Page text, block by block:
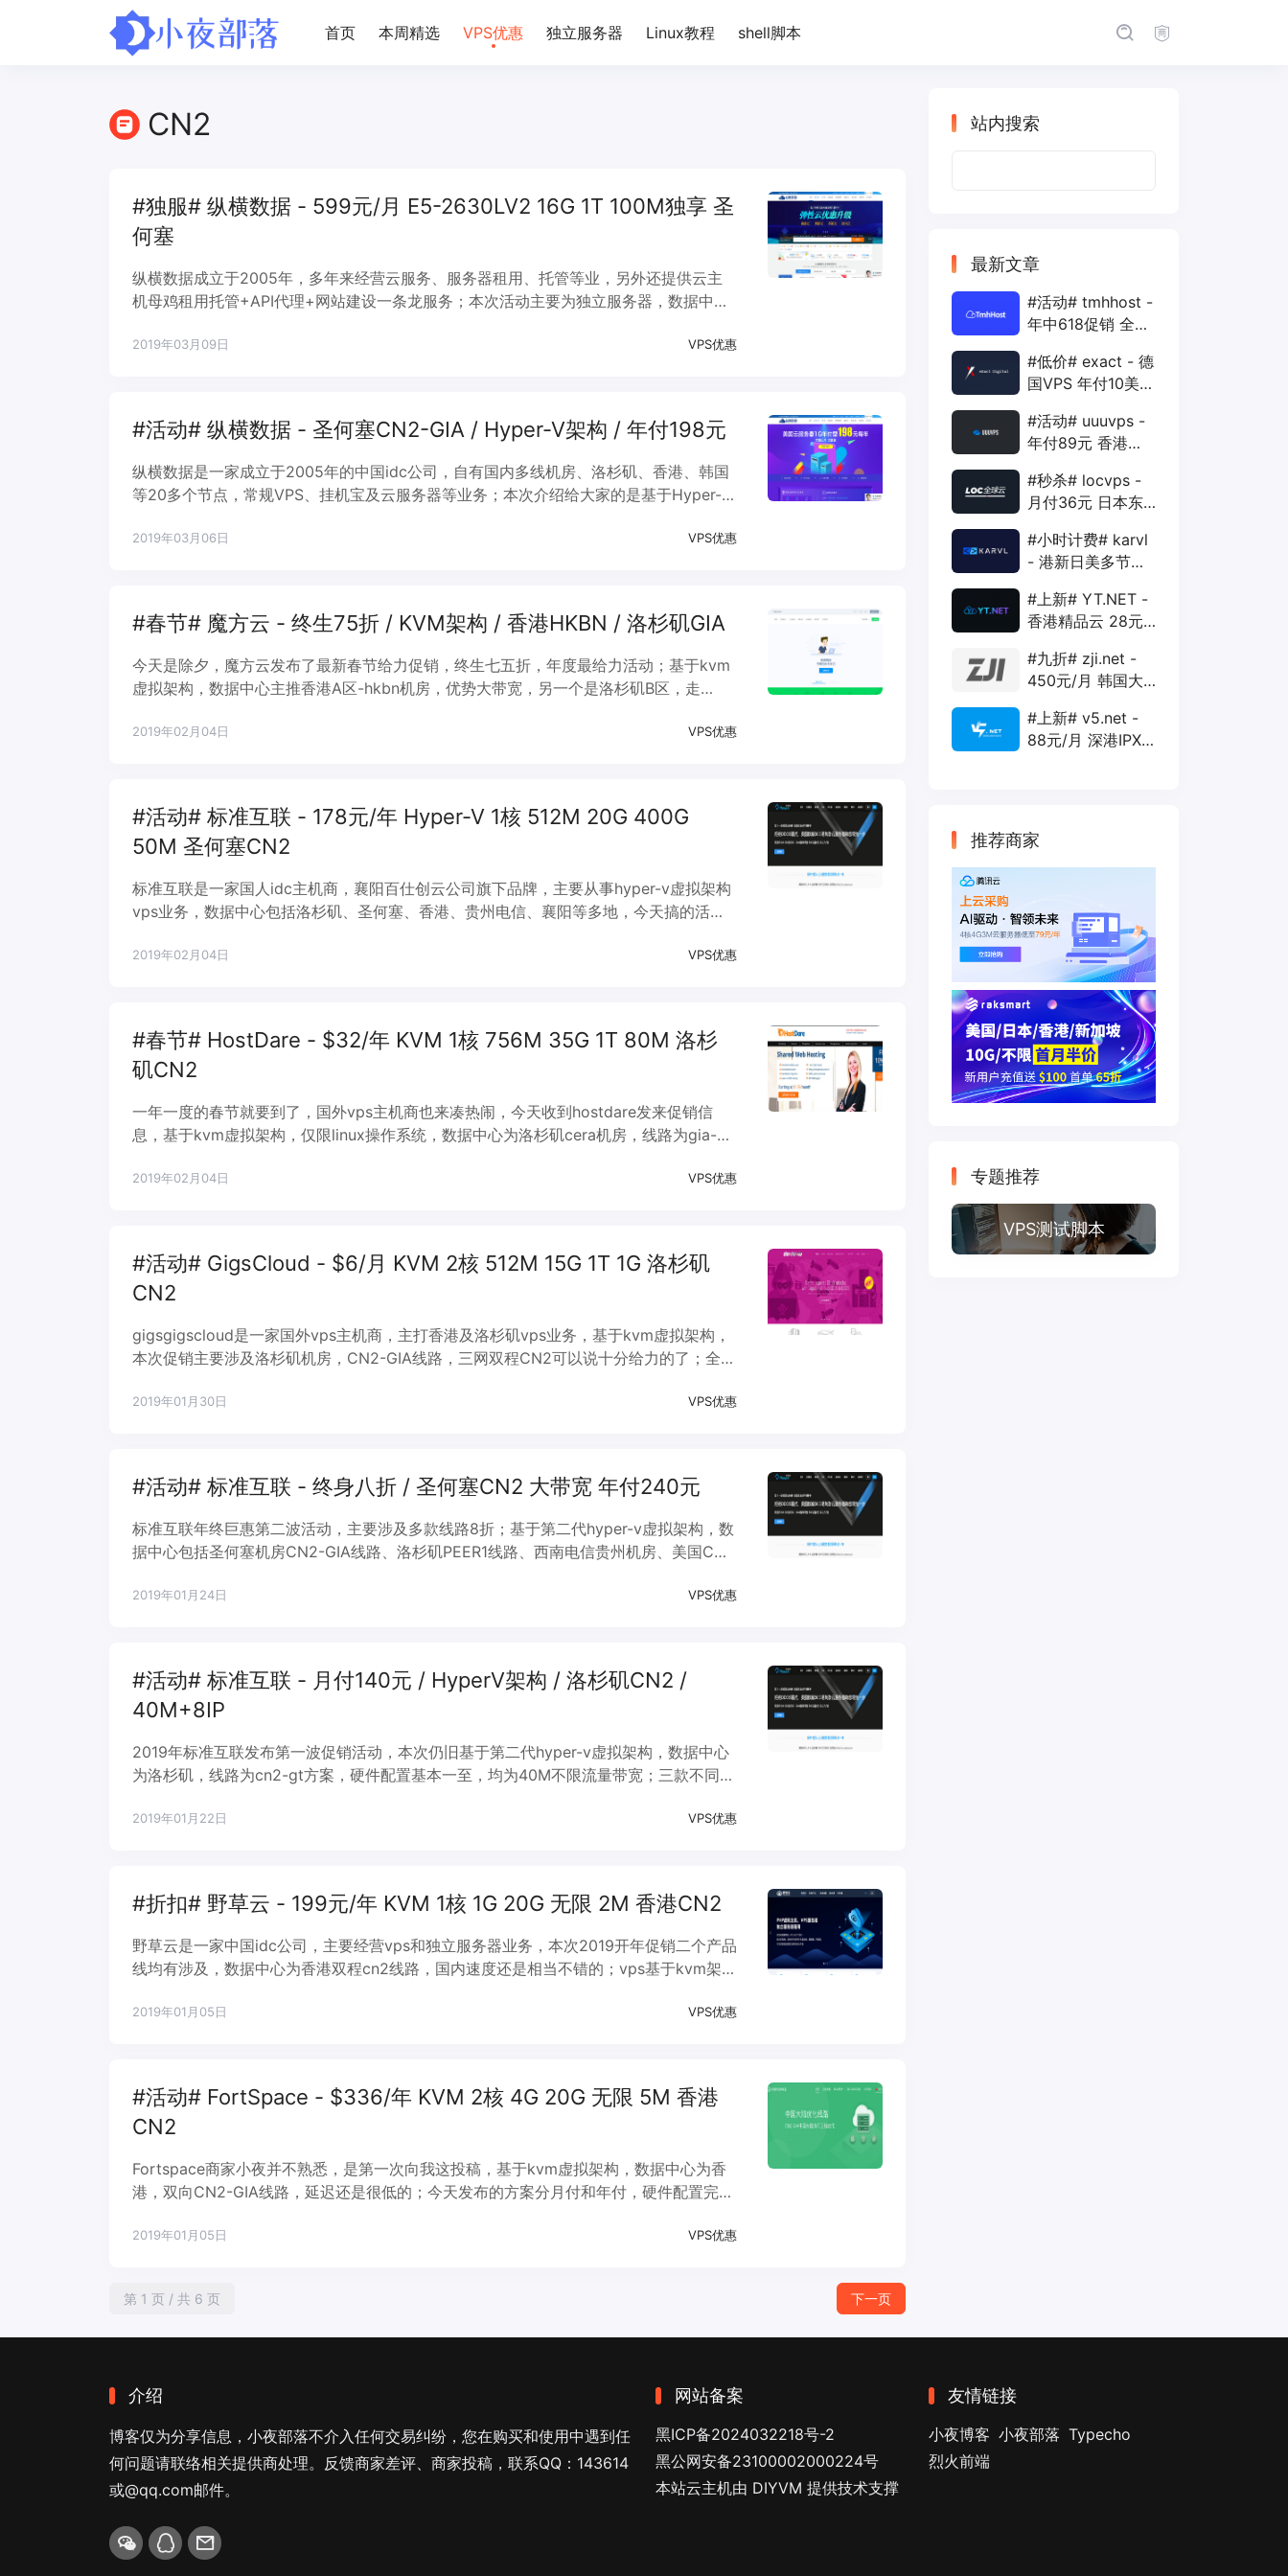
首页 本周精选 VPS优惠 独立服务器 Linux教程 shell脚本
CN2
#独服# 纵横数据 - 599元/月 E5-2630LV2 16G 1T 100M独享 圣
何塞
纵横数据成立于2005年，多年来经营云服务、服务器租用、托管等业，另外还提供云主
机母鸡租用托管+API代理+网站建设一条龙服务；本次活动主要为独立服务器，数据中心
防御，带宽为100M独享，没有任何限制。
2019年03月09日 VPS优惠
#活动# 纵横数据 - 圣何塞CN2-GIA / Hyper-V架构 / 年付198元
纵横数据是一家成立于2005年的中国idc公司，自有国内多线机房、洛杉矶、香港、韩国
等20多个节点，常规VPS、挂机宝及云服务器等业务；本次介绍给大家的是基于Hyper-V
格低，性价比优秀。
2019年03月06日 VPS优惠
#春节# 魔方云 - 终生75折 / KVM架构 / 香港HKBN / 洛杉矶GIA
今天是除夕，魔方云发布了最新春节给力促销，终生七五折，年度最给力活动；基于kvm
虚拟架构，数据中心主推香港A区-hkbn机房，优势大带宽，另一个是洛杉矶B区，走
器全部是ssd固态硬盘，搭配足够流量及带宽。
2019年02月04日 VPS优惠
#活动# 标准互联 - 178元/年 Hyper-V 1核 512M 20G 400G
50M 圣何塞CN2
标准互联是一家国人idc主机商，襄阳百仕创云公司旗下品牌，主要从事hyper-v虚拟架构
vps业务，数据中心包括洛杉矶、圣何塞、香港、贵州电信、襄阳等多地，今天搞的活动
价比更优秀一些。
2019年02月04日 VPS优惠
#春节# HostDare - $32/年 KVM 1核 756M 35G 1T 80M 洛杉
矶CN2
一年一度的春节就要到了，国外vps主机商也来凑热闹，今天收到hostdare发来促销信
息，基于kvm虚拟架构，仅限linux操作系统，数据中心为洛杉矶cera机房，线路为gia-
年以来该商家最大幅度折扣了。
2019年02月04日 VPS优惠
#活动# GigsCloud - $6/月 KVM 2核 512M 15G 1T 1G 洛杉矶
CN2
gigsgigscloud是一家国外vps主机商，主打香港及洛杉矶vps业务，基于kvm虚拟架构，
本次促销主要涉及洛杉矶机房，CN2-GIA线路，三网双程CN2可以说十分给力的了；全
个十分有性价比。
2019年01月30日 VPS优惠
#活动# 标准互联 - 终身八折 / 圣何塞CN2 大带宽 年付240元
标准互联年终巨惠第二波活动，主要涉及多款线路8折；基于第二代hyper-v虚拟架构，数
据中心包括圣何塞机房CN2-GIA线路、洛杉矶PEER1线路、西南电信贵州机房、美国CN2
错过。
2019年01月24日 VPS优惠
#活动# 标准互联 - 月付140元 / HyperV架构 / 洛杉矶CN2 /
40M+8IP
2019年标准互联发布第一波促销活动，本次仍旧基于第二代hyper-v虚拟架构，数据中心
为洛杉矶，线路为cn2-gt方案，硬件配置基本一至，均为40M不限流量带宽；三款不同方
2019年01月22日 VPS优惠
#折扣# 野草云 - 199元/年 KVM 1核 1G 20G 无限 2M 香港CN2
野草云是一家中国idc公司，主要经营vps和独立服务器业务，本次2019开年促销二个产品
线均有涉及，数据中心为香港双程cn2线路，国内速度还是相当不错的；vps基于kvm架
比。
2019年01月05日 VPS优惠
#活动# FortSpace - $336/年 KVM 2核 4G 20G 无限 5M 香港
CN2
Fortspace商家小夜并不熟悉，是第一次向我这投稿，基于kvm虚拟架构，数据中心为香
港，双向CN2-GIA线路，延迟还是很低的；今天发布的方案分月付和年付，硬件配置完全
2019年01月05日 VPS优惠
第 1 页 / 共 6 页 下一页
站内搜索
最新文章
#活动# tmhhost -
年中618促销 全场
年付VPS
#低价# exact - 德
国VPS 年付10美元
1Gbps
#活动# uuuvps -
年付89元 香港
400G 30M
#秒杀# locvps -
月付36元 日本东
40G 1T 450Mbps
#小时计费# karvl
- 港新日美多节点
20G 5T 1Gbps
#上新# YT.NET -
香港精品云 28元/
AS10099+移动
CMI
#九折# zji.net -
450元/月 韩国大
优化和纯国际线路
#上新# v5.net -
88元/月 深港IPX
推荐商家
专题推荐
VPS测试脚本
介绍
博客仅为分享信息，小夜部落不介入任何交易纠纷，您在购买和使用中遇到任
何问题请联络相关提供商处理。反馈商家差评、商家投稿，联系QQ：143614
或@qq.com邮件。
网站备案
黑ICP备2024032218号-2
黑公网安备23100002000224号
本站云主机由 DIYVM 提供技术支撑
友情链接
小夜博客 小夜部落 Typecho
烈火前端